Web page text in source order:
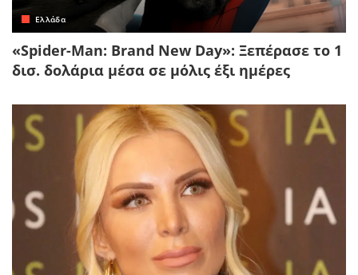
Ελλάδα
«Spider-Man: Brand New Day»: Ξεπέρασε το 1
δισ. δολάρια μέσα σε μόλις έξι ημέρες